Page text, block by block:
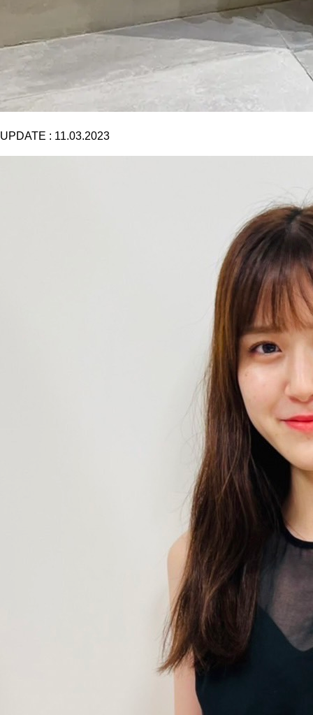
UPDATE : 11.03.2023